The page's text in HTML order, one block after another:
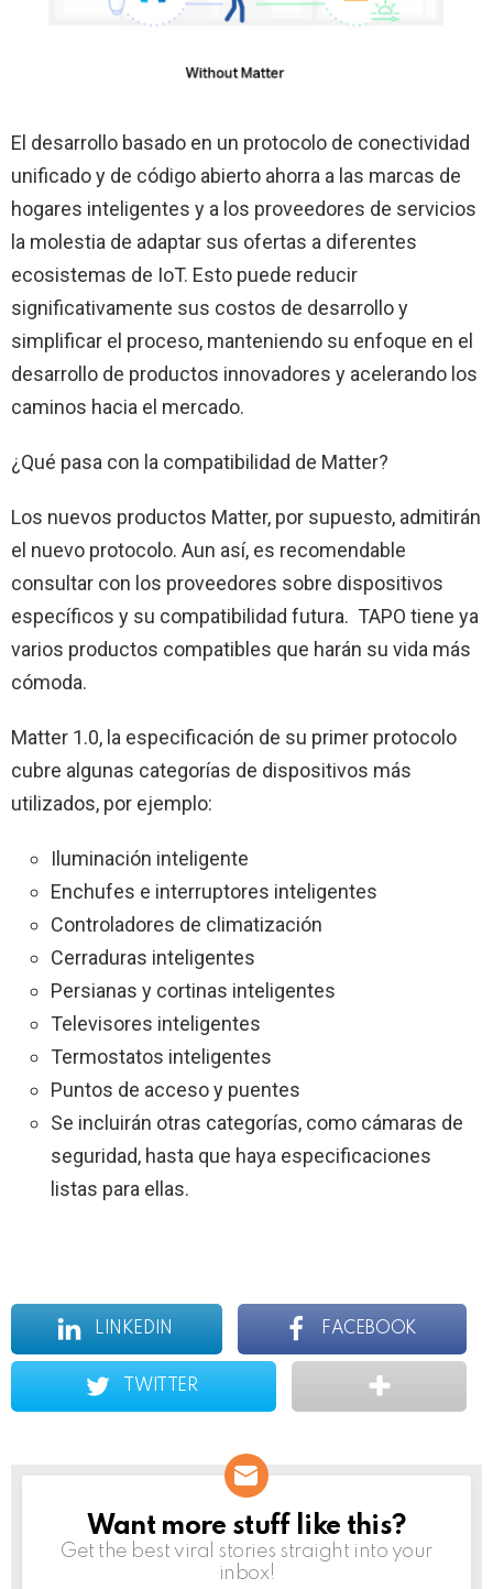
El desarrollo basado en un protocolo de conectividad
unificado y de código abierto ahorra a las marcas de
hogares inteligentes y a los proveedores de servicios
la molestia de adaptar sus ofertas a diferentes
ecosistemas de IoT. Esto puede reducir
significativamente sus costos de desarrollo y
simplificar el proceso, manteniendo su enfoque en el
desarrollo de productos innovadores y acelerando los
caminos hacia el mercado.
¿Qué pasa con la compatibilidad de Matter?
Los nuevos productos Matter, por supuesto, admitirán
el nuevo protocolo. Aun así, es recomendable
consultar con los proveedores sobre dispositivos
específicos y su compatibilidad futura. TAPO tiene ya
varios productos compatibles que harán su vida más
cómoda.
Matter 1.0, la especificación de su primer protocolo
cubre algunas categorías de dispositivos más
utilizados, por ejemplo:
Iluminación inteligente
Enchufes e interruptores inteligentes
Controladores de climatización
Cerraduras inteligentes
Persianas y cortinas inteligentes
Televisores inteligentes
Termostatos inteligentes
Puntos de acceso y puentes
Se incluirán otras categorías, como cámaras de
seguridad, hasta que haya especificaciones
listas para ellas.
LINKEDIN FACEBOOK
TWITTER
NEWSLETTER
Want more stuff like this?
Get the best viral stories straight into your
inbox!